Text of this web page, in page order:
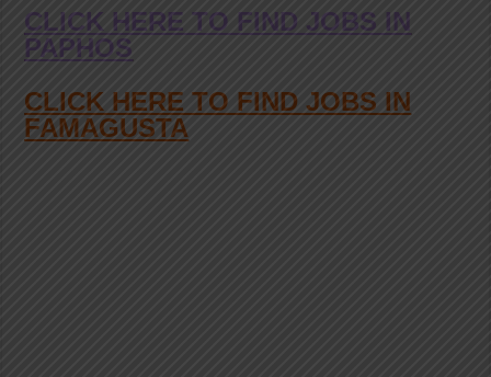
CLICK HERE TO FIND JOBS IN
PAPHOS
CLICK HERE TO FIND JOBS IN
FAMAGUSTA